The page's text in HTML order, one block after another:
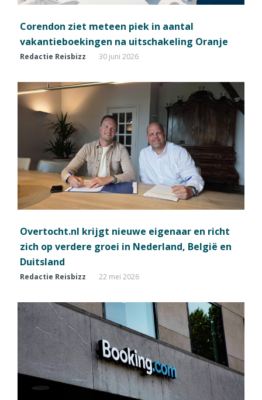
Corendon ziet meteen piek in aantal
vakantieboekingen na uitschakeling Oranje
Redactie Reisbizz 30 juni 2026
Overtocht.nl krijgt nieuwe eigenaar en richt
zich op verdere groei in Nederland, België en
Duitsland
Redactie Reisbizz 22 mei 2026